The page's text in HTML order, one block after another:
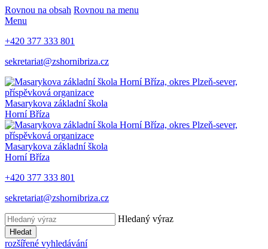
Rovnou na obsah Rovnou na menu
Menu
+420 377 333 801
sekretariat@zshornibriza.cz
Masarykova základní škola
Horní Bříza
Masarykova základní škola
Horní Bříza
+420 377 333 801
sekretariat@zshornibriza.cz
Hledaný výraz
Hledat
rozšířené vyhledávání